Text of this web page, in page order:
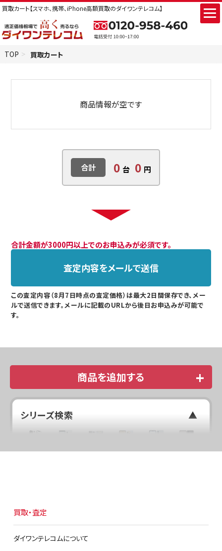
買取カート【スマホ、携帯、iPhone高額買取のダイワンテレコム】
法人買取
会社概要
TOP 買取カート
商品情報が空です
合計 0 台 0 円
合計金額が3000円以上でのお申込みが必須です。
査定内容をメールで送信
この査定内容（8月7日時点の査定価格）は最大2日間保存でき、メー
ルで送信できます。メールに記載のURLから後日お申込みが可能で
す。
商品を追加する
シリーズ検索
iPhone Xperia Galaxy AQUOS arrows ZenFone
買取・査定
ダイワンテレコムについて